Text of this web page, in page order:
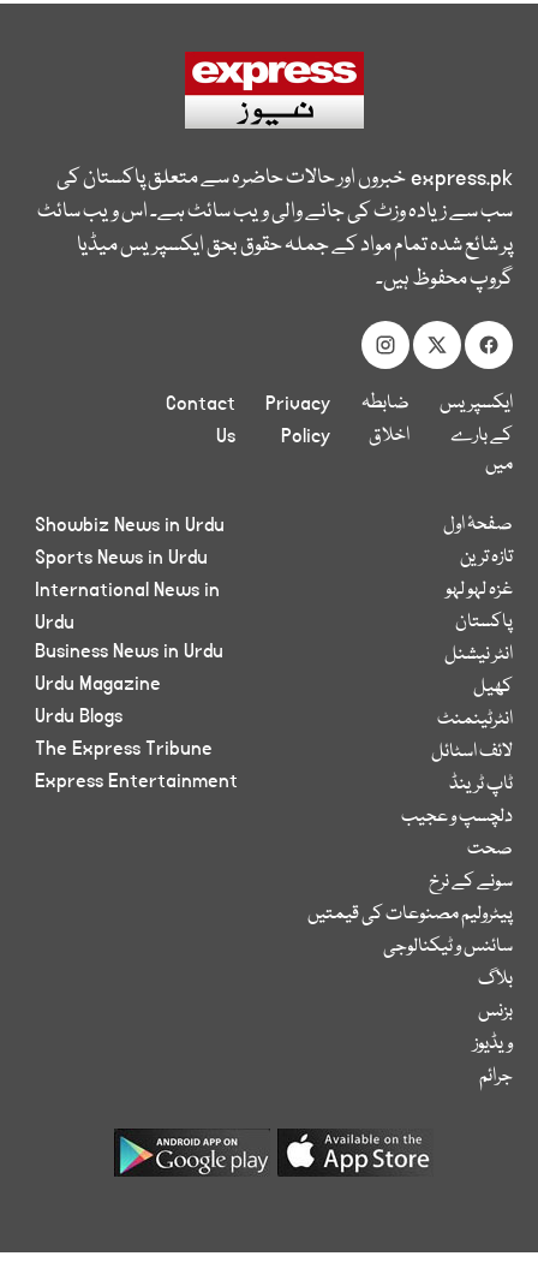
express.pkخبروں اور حالات حاضرہ سے متعلق پاکستان کی
سب سے زیادہ وزٹ کی جانے والی ویب سائٹ ہے۔ اس ویب سائٹ
پر شائع شدہ تمام مواد کے جملہ حقوق بحق ایکسپریس میڈیا
گروپ محفوظ ہیں۔
ایکسپریس
کے بارے
میں
ضابطہ
اخلاق
Privacy
Policy
Contact
Us
صفحۂ اول
تازہ ترین
غزہ لہو لہو
پاکستان
انٹر نیشنل
کھیل
انٹرٹینمنٹ
لائف اسٹائل
ٹاپ ٹرینڈ
دلچسپ و عجیب
صحت
سونے کے نرخ
پیٹرولیم مصنوعات کی قیمتیں
سائنس و ٹیکنالوجی
بلاگ
بزنس
ویڈیوز
جرائم
Showbiz News in Urdu
Sports News in Urdu
International News in
Urdu
Business News in Urdu
Urdu Magazine
Urdu Blogs
The Express Tribune
Express Entertainment